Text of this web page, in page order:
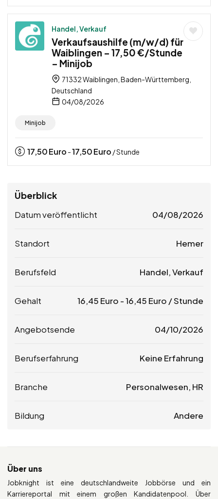
Handel, Verkauf
Verkaufsaushilfe (m/w/d) für
Waiblingen – 17,50 €/Stunde
– Minijob
71332 Waiblingen, Baden-Württemberg,
Deutschland
04/08/2026
Minijob
17,50Euro -17,50Euro / Stunde
Überblick
Datum veröffentlicht 04/08/2026
Standort Hemer
Berufsfeld Handel, Verkauf
Gehalt 16,45 Euro -16,45 Euro / Stunde
Angebotsende 04/10/2026
Berufserfahrung Keine Erfahrung
Branche Personalwesen, HR
Bildung Andere
Über uns
Jobknight ist eine deutschlandweite Jobbörse und ein
Karriereportal mit einem großen Kandidatenpool. Über